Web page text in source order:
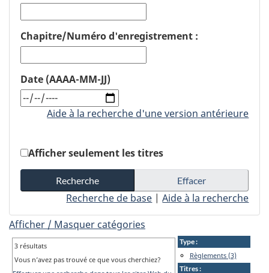
Chapitre/Numéro d'enregistrement :
Date (AAAA-MM-JJ)
Aide à la recherche d'une version antérieure
Afficher seulement les titres
Recherche de base |Aide à la recherche
Afficher / Masquer catégories
3 résultats
Vous n’avez pas trouvé ce que vous cherchiez?
Type :
Règlements (3)
Titres :